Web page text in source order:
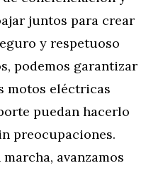
juntos para crear
y respetuoso
podemos garantizar
motos eléctricas
puedan hacerlo
preocupaciones.
avanzamos